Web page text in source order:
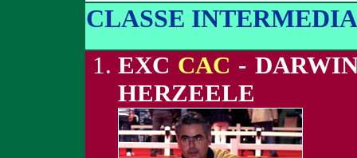
CLASSE
EXC CAC -
HERZEELE